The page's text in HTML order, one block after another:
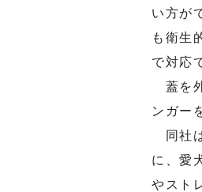
い方が
も衛生
で対応
蓋を
ンガー
同社
に、愛
やスト